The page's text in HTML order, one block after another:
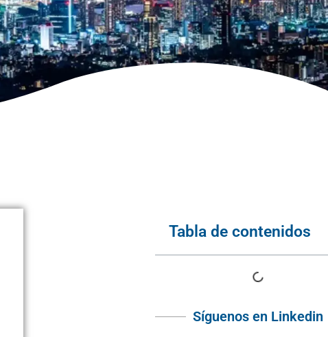
Tabla de contenidos
Síguenos en Linkedin